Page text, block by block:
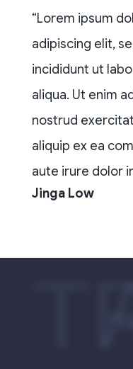
“Lorem ipsum
adipiscing elit,
incididunt ut
aliqua. Ut enim
nostrud
aliquip ex ea
aute irure dolor
Jinga Low